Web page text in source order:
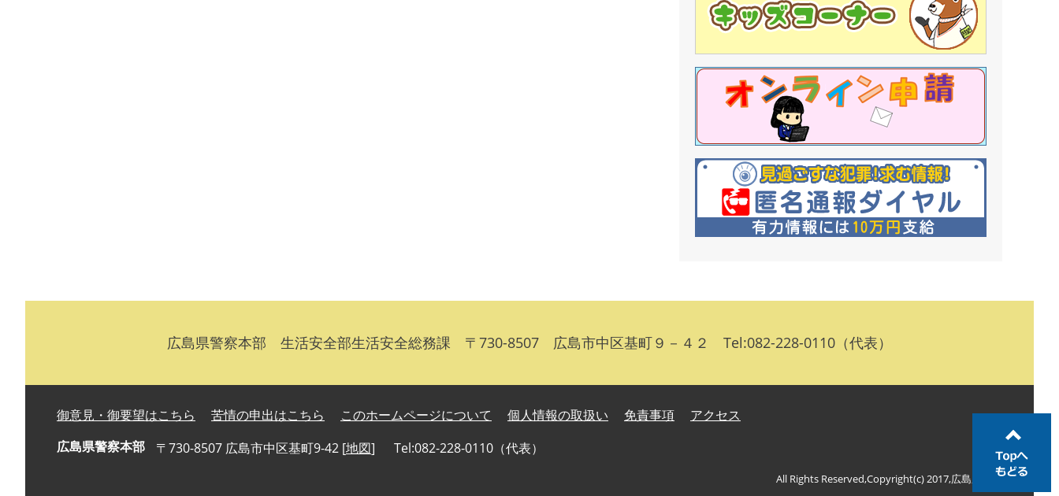
広島県警察本部 生活安全部生活安全総務課 〒730-8507 広島市中区基町９－４２ Tel:082-228-0110（代表）
御意見・御要望はこちら 苦情の申出はこちら このホームページについて 個人情報の取扱い 免責事項
アクセス
広島県警察本部
〒730-8507 広島市中区基町9-42 [地図] Tel:082-228-0110（代表）
All Rights Reserved,Copyright(c) 2017,広島県警察